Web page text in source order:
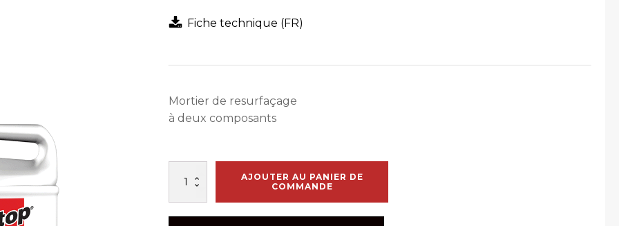
Fiche technique (FR)
Mortier de resurfaçage
à deux composants
AJOUTER AU PANIER DE
COMMANDE